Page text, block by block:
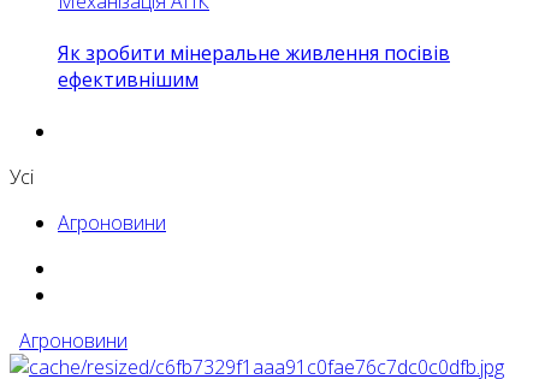
Як зробити мінеральне живлення посівів
ефективнішим
Усі
Агроновини
Агроновини